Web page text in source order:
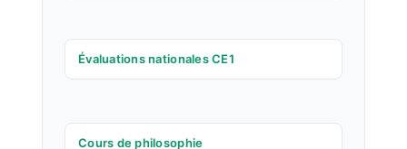
Évaluations nationales CE1
Cours de philosophie